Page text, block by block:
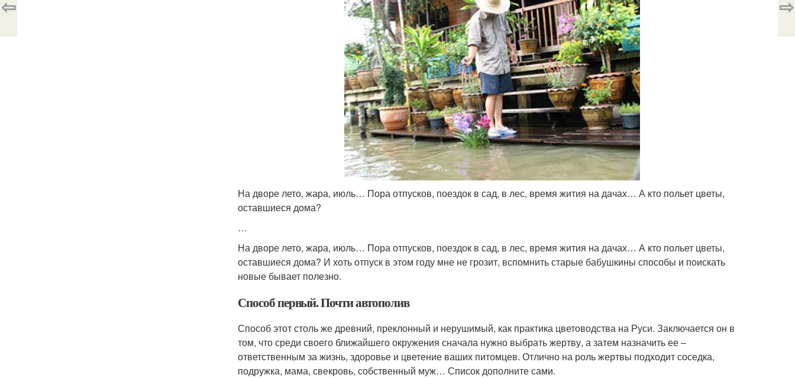
На дворе лето, жара, июль… Пора отпусков, поездок в сад, в лес, время жития на дачах… А кто польет цветы,
оставшиеся дома?
…
На дворе лето, жара, июль… Пора отпусков, поездок в сад, в лес, время жития на дачах… А кто польет цветы,
оставшиеся дома? И хоть отпуск в этом году мне не грозит, вспомнить старые бабушкины способы и поискать
новые бывает полезно.
Способ первый. Почти автополив
Способ этот столь же древний, преклонный и нерушимый, как практика цветоводства на Руси. Заключается он в
том, что среди своего ближайшего окружения сначала нужно выбрать жертву, а затем назначить ее –
ответственным за жизнь, здоровье и цветение ваших питомцев. Отлично на роль жертвы подходит соседка,
подружка, мама, свекровь, собственный муж… Список дополните сами.
⇦ ⇨